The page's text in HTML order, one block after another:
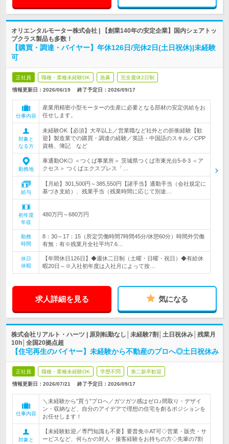
オリエンタルモーター株式会社 | 【創業140年の安定企業】国内シェアトッ
プクラス製品も多数！
【購買・調達・バイヤー】年休126日/完休2日(土日祝休)|未経験
可
正社員 職種・業種未経験OK 急募 完全週休2日制
情報更新日：2026/06/19 終了予定日： 2026/09/17
仕事内容
産業用精密小型モーターの生産に必要となる部材の安定供給をお
任せします。
対象と
なる方
未経験OK【必須】大卒以上／営業職など社外との折衝経験【歓
迎】製造業での購買・調達の経験／英語・中国語のスキル／CPP
資格、簿記 など
勤務地
車通勤OK◎ ＜つくば事業所＞ 茨城県つくば市東光台5-8-3 ＜ア
クセス＞ つくばエクスプレス「…
給与
【月給】301,500円～385,550円【諸手当】通勤手当（会社規定に
基づき支給）、残業手当（残業時間に応じて別途…
初年度
年収
480万円～680万円
勤務
時間
8：30～17：15（所定労働時間7時間45分/休憩60分）時間外労働
有無：有※残業月全社平均7.6…
休日
休暇
【年間休日126日】◆週休二日制（土曜・日曜・祝日）◆有給休
暇20日～※入社初年度は入社月によって按…
求人詳細を見る 気になる
株式会社リアルト・ハーツ | 原則転勤なし│未経験7割│土日祝休み│残業月
10h│全国20拠点超
【住宅再生のバイヤー】未経験から不動産のプロへ◎土日祝休み
正社員 職種・業種未経験OK 学歴不問 第二新卒歓迎
情報更新日：2026/07/21 終了予定日： 2026/09/17
仕事内容
＼未経験から”買う”プロへ／ガツガツ感はゼロ♪間取り・デザイ
ン・収納など、自分のアイデアで理想の住宅を創るポジションを
お任せします！
対象と
【未経験歓迎／専門知識も不要】要普免※AT可◇営業・販売・サ
ービスなど、何らかの対人・接客経験をお持ちの方◇先輩の7割